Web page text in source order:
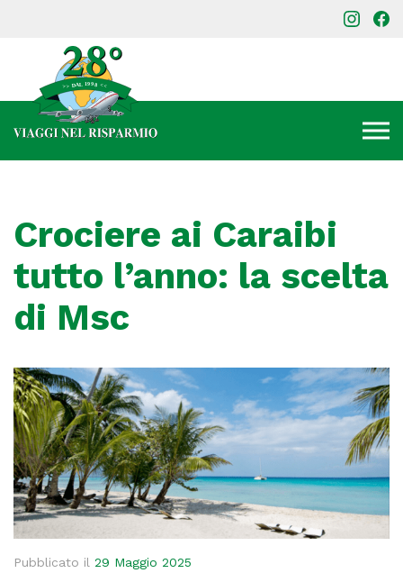
Crociere ai Caraibi
tutto l’anno: la scelta
di Msc
Pubblicato il 29 Maggio 2025